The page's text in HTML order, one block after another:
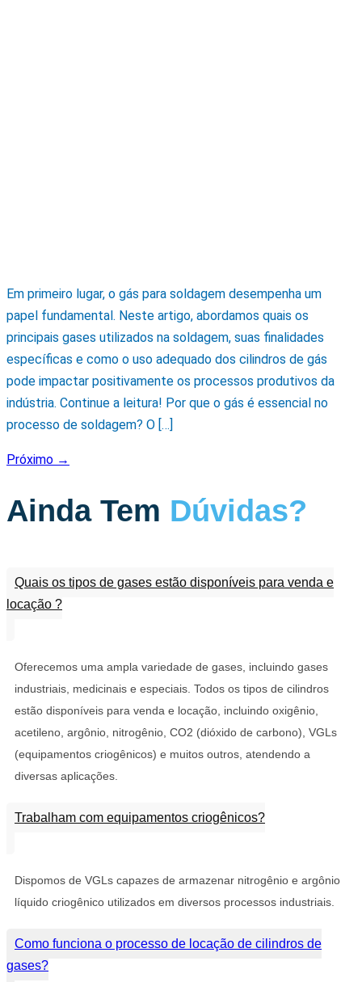
Em primeiro lugar, o gás para soldagem desempenha um
papel fundamental. Neste artigo, abordamos quais os
principais gases utilizados na soldagem, suas finalidades
específicas e como o uso adequado dos cilindros de gás
pode impactar positivamente os processos produtivos da
indústria. Continue a leitura! Por que o gás é essencial no
processo de soldagem? O […]
Próximo →
Ainda Tem Dúvidas?
Quais os tipos de gases estão disponíveis para venda e
locação ?
Oferecemos uma ampla variedade de gases, incluindo gases
industriais, medicinais e especiais. Todos os tipos de cilindros
estão disponíveis para venda e locação, incluindo oxigênio,
acetileno, argônio, nitrogênio, CO2 (dióxido de carbono), VGLs
(equipamentos criogênicos) e muitos outros, atendendo a
diversas aplicações.
Trabalham com equipamentos criogênicos?
Dispomos de VGLs capazes de armazenar nitrogênio e argônio
líquido criogênico utilizados em diversos processos industriais.
Como funciona o processo de locação de cilindros de
gases?